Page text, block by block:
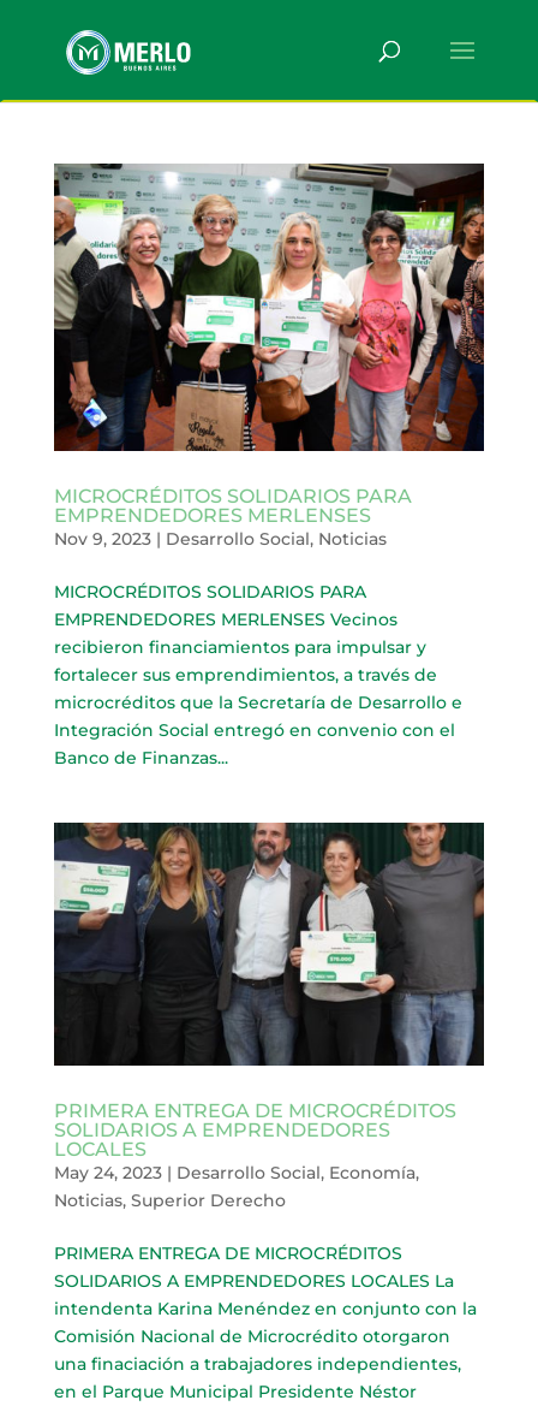
MICROCRÉDITOS SOLIDARIOS PARA
EMPRENDEDORES MERLENSES
Nov 9, 2023| Desarrollo Social, Noticias
MICROCRÉDITOS SOLIDARIOS PARA
EMPRENDEDORES MERLENSES Vecinos
recibieron financiamientos para impulsar y
fortalecer sus emprendimientos, a través de
microcréditos que la Secretaría de Desarrollo e
Integración Social entregó en convenio con el
Banco de Finanzas...
PRIMERA ENTREGA DE MICROCRÉDITOS
SOLIDARIOS A EMPRENDEDORES
LOCALES
May 24, 2023| Desarrollo Social, Economía,
Noticias, Superior Derecho
PRIMERA ENTREGA DE MICROCRÉDITOS
SOLIDARIOS A EMPRENDEDORES LOCALES La
intendenta Karina Menéndez en conjunto con la
Comisión Nacional de Microcrédito otorgaron
una finaciación a trabajadores independientes,
en el Parque Municipal Presidente Néstor